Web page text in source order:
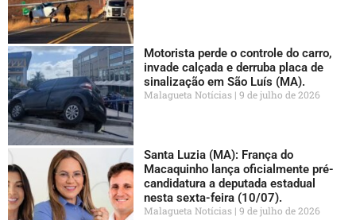
Motorista perde o controle do carro,
invade calçada e derruba placa de
sinalização em São Luís (MA).
Malagueta Notícias 9 de julho de 2026
Santa Luzia (MA): França do
Macaquinho lança oficialmente pré-
candidatura a deputada estadual
nesta sexta-feira (10/07).
Malagueta Notícias 9 de julho de 2026